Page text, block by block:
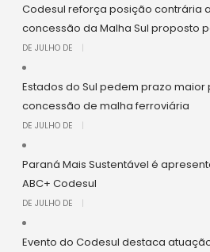
Codesul reforça posição contrária
concessão da Malha Sul proposto
DE JULHO DE
Estados do Sul pedem prazo maior
concessão de malha ferroviária
DE JULHO DE
Paraná Mais Sustentável é
ABC+ Codesul
DE JULHO DE
Evento do Codesul destaca